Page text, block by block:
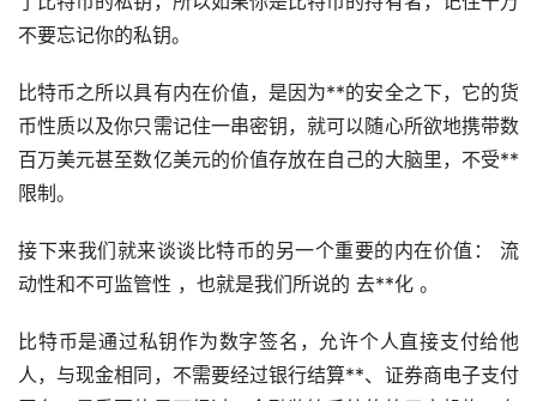
不要忘记你的私钥。
比特币之所以具有内在价值，是因为**的安全之下，它的货
币性质以及你只需记住一串密钥，就可以随心所欲地携带数
百万美元甚至数亿美元的价值存放在自己的大脑里，不受**
限制。
接下来我们就来谈谈比特币的另一个重要的内在价值： 流
动性和不可监管性 ，也就是我们所说的 去**化 。
比特币是通过私钥作为数字签名，允许个人直接支付给他
人，与现金相同，不需要经过银行结算**、证券商电子支付